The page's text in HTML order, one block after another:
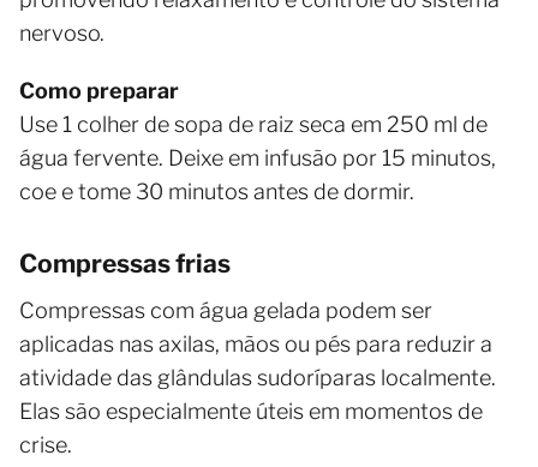
nervoso.
Como preparar
Use 1 colher de sopa de raiz seca em 250 ml de
água fervente. Deixe em infusão por 15 minutos,
coe e tome 30 minutos antes de dormir.
Compressas frias
Compressas com água gelada podem ser
aplicadas nas axilas, mãos ou pés para reduzir a
atividade das glândulas sudoríparas localmente.
Elas são especialmente úteis em momentos de
crise.